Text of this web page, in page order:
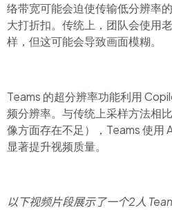
络带宽可能会迫使传输低分辨率
大打折扣。传统上，团队会使用
样，但这可能会导致画面模糊。
Teams 的超分辨率功能利用
频分辨率。与传统上采样方法相
像方面存在不足）， Teams使用
显著提升视频质量。
以下视频片段展示了一个2人